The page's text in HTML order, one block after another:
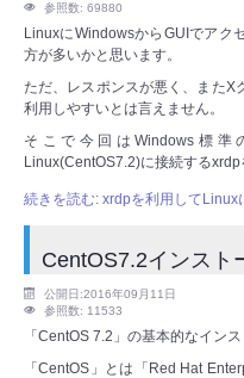
参照数: 69880
LinuxにWindowsからGUIでアク
方が多いかと思います。
ただ、レスポンスが悪く、またX
利用しやすいとは言えません。
そこで今回はWindows標
Linux(CentOS7.2)に接続するxrdp
続きを読む: xrdpを利用して
CentOS7.2インスト
公開日:2016年09月11日
参照数: 11533
「CentOS 7.2」の基本的なイン
「CentOS」とは「Red Hat